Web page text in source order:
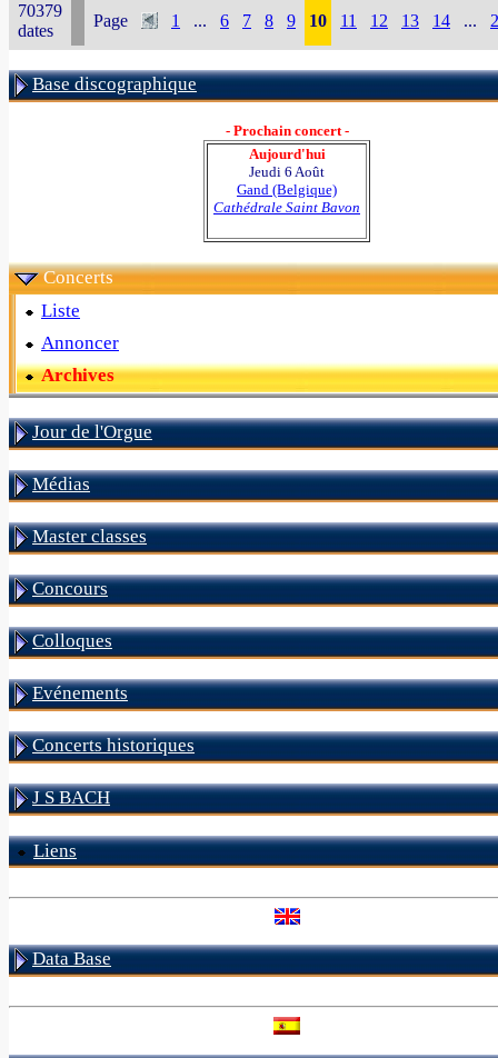
70379
dates
Page 1 ... 6 7 8 9 10 11 12 13 14 ...
Base discographique
- Prochain concert -
Aujourd'hui
Jeudi 6 Août
Gand (Belgique)
Cathédrale Saint Bavon
Concerts
Liste
Annoncer
Archives
Jour de l'Orgue
Médias
Master classes
Concours
Colloques
Evénements
Concerts historiques
J S BACH
Liens
Data Base